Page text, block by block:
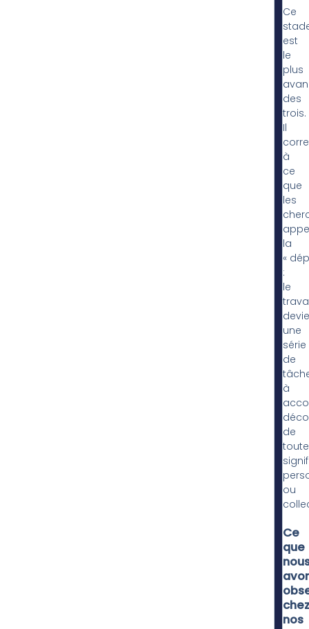
Ce
est
le
plus
des
trois.
Il
à
ce
que
les
la
«
:
le
une
série
de
à
de
toute
ou
Ce
que
chez
nos